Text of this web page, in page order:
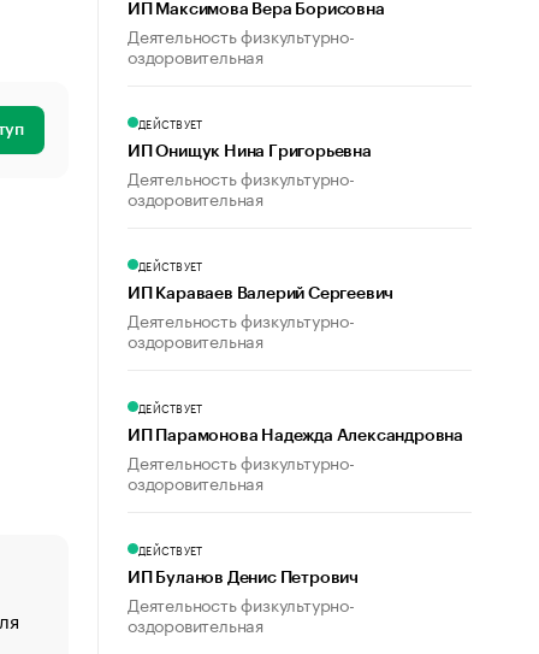
«От спорта тело стареет иначе». Как живет глава
создавшей GTA
ИП Максимова Вера Борисовна
Деятельность физкультурно-
оздоровительная
ДЕЙСТВУЕТ
ИП Онищук Нина Григорьевна
Деятельность физкультурно-
оздоровительная
ДЕЙСТВУЕТ
ИП Караваев Валерий Сергеевич
Деятельность физкультурно-
оздоровительная
ДЕЙСТВУЕТ
ИП Парамонова Надежда Александровна
Деятельность физкультурно-
оздоровительная
ДЕЙСТВУЕТ
ИП Буланов Денис Петрович
Деятельность физкультурно-
оздоровительная